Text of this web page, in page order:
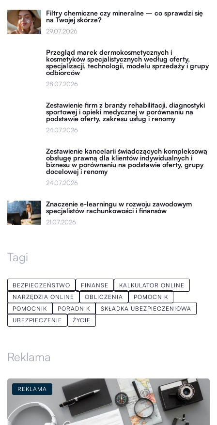
Filtry chemiczne czy mineralne – co sprawdzi się
na Twojej skórze?
29.07.2026
Przegląd marek dermokosmetycznych i
kosmetyków specjalistycznych według oferty,
specjalizacji, technologii, modelu sprzedaży i grupy
odbiorców
28.07.2026
Zestawienie firm z branży rehabilitacji, diagnostyki
sportowej i opieki medycznej w porównaniu na
podstawie oferty, zakresu usług i renomy
24.07.2026
Zestawienie kancelarii świadczących kompleksową
obsługę prawną dla klientów indywidualnych i
biznesu w porównaniu na podstawie oferty, grupy
docelowej i renomy
24.07.2026
Znaczenie e-learningu w rozwoju zawodowym
specjalistów rachunkowości i finansów
21.07.2026
Tagi
BEZPIECZEŃSTWO FINANSE
KALKULATOR ONLINE
NARZĘDZIA ONLINE
OBLICZENIA
POMOCNIK
POMOCNIK
PORADNIK
SKŁADKA UBEZPIECZENIOWA
UBEZPIECZENIE
ŻYCIE
Reklama
REKLAMA